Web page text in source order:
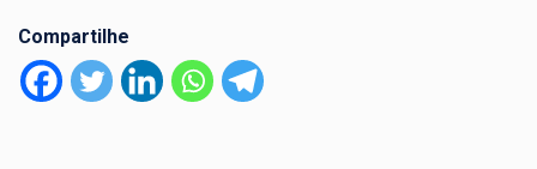
Compartilhe